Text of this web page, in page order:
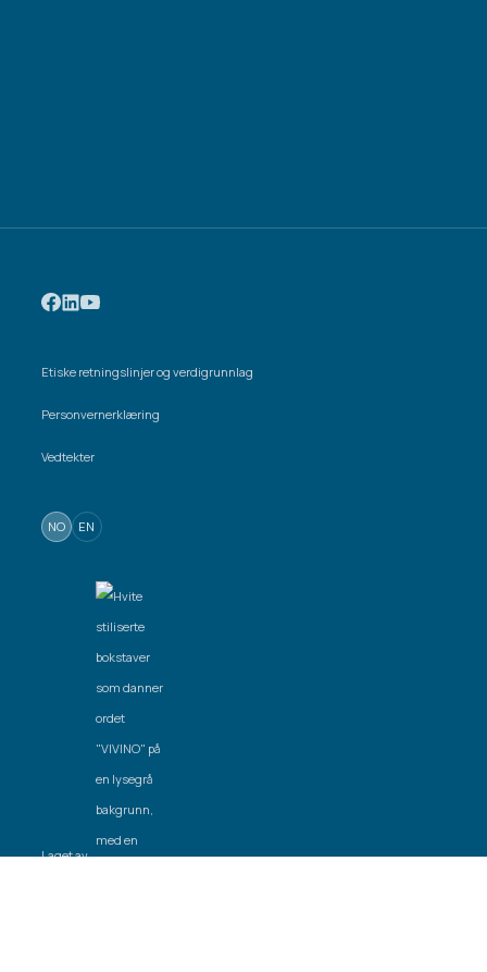
Etiske retningslinjer og verdigrunnlag
Personvernerklæring
Vedtekter
NO EN
Laget av